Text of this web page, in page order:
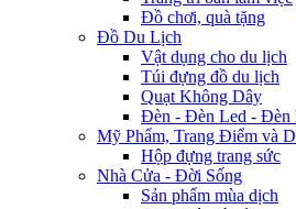
Đồ chơi, quà tặng
Đồ Du Lịch
Vật dụng cho du lịch
Túi đựng đồ du lịch
Quạt Không Dây
Đèn - Đèn Led - Đèn
Mỹ Phẩm, Trang Điểm và
Hộp đựng trang sức
Nhà Cửa - Đời Sống
Sản phẩm mùa dịch